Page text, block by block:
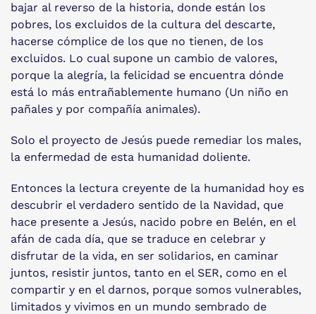
bajar al reverso de la historia, donde están los
pobres, los excluidos de la cultura del descarte,
hacerse cómplice de los que no tienen, de los
excluidos. Lo cual supone un cambio de valores,
porque la alegría, la felicidad se encuentra dónde
está lo más entrañablemente humano (Un niño en
pañales y por compañía animales).
Solo el proyecto de Jesús puede remediar los males,
la enfermedad de esta humanidad doliente.
Entonces la lectura creyente de la humanidad hoy es
descubrir el verdadero sentido de la Navidad, que
hace presente a Jesús, nacido pobre en Belén, en el
afán de cada día, que se traduce en celebrar y
disfrutar de la vida, en ser solidarios, en caminar
juntos, resistir juntos, tanto en el SER, como en el
compartir y en el darnos, porque somos vulnerables,
limitados y vivimos en un mundo sembrado de